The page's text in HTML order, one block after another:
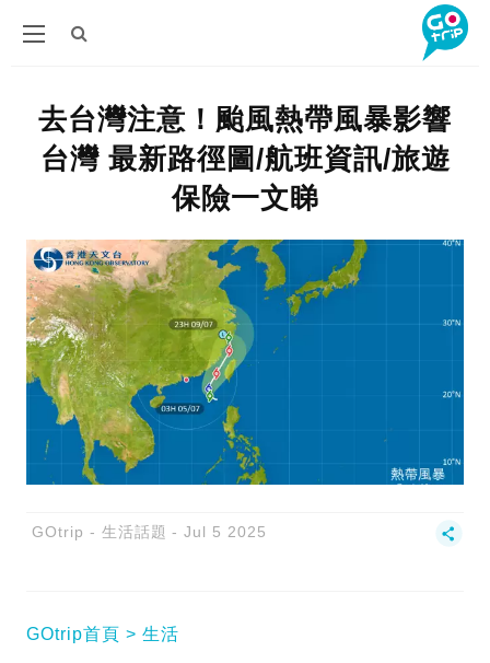
去台灣注意！颱風熱帶風暴影響
台灣 最新路徑圖/航班資訊/旅遊
保險一文睇
GOtrip - 生活話題 Jul 5 2025
GOtrip首頁 生活